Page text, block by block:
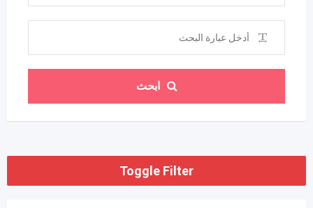
ابحث
Toggle Filter